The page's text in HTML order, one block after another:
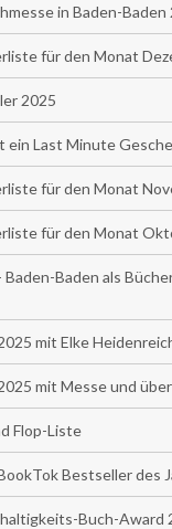
in Baden-Baden
für den Monat
2025
ein Last Minute
für den Monat
für den Monat
Baden-Baden als
mit Elke
mit Messe und
Flop-Liste
Bestseller des
Buch-Award